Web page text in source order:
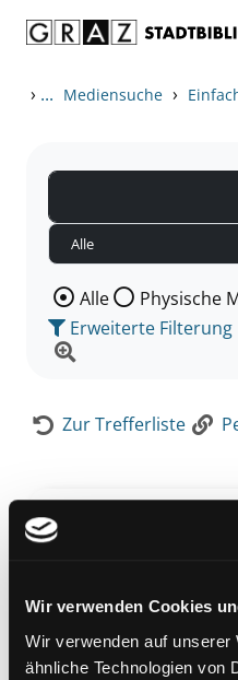
Wir verwenden Cookies
Wir verwenden auf unserer
ähnliche Technologien von
› ... Mediensuche ›
Wählen Sie die
Alle Physische
Erweiterte Filterung
Zur Trefferliste
Amari
Mediengruppe: